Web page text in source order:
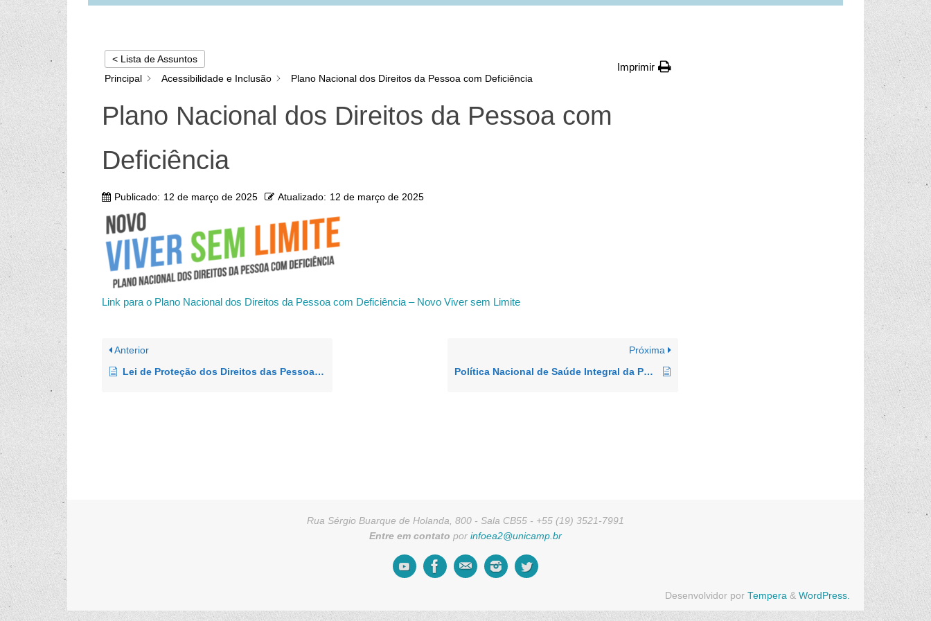
< Lista de Assuntos
Principal
Acessibilidade e Inclusão Plano Nacional dos Direitos da Pessoa com Deficiência
Imprimir
Plano Nacional dos Direitos da Pessoa com
Deficiência
Publicado: 12 de março de 2025 Atualizado: 12 de março de 2025
Link para o Plano Nacional dos Direitos da Pessoa com Deficiência – Novo Viver sem Limite
Anterior
Lei de Proteção dos Direitos das Pessoas no Transtorno do Espectro Autista
Próxima
Política Nacional de Saúde Integral da Pessoa com Deficiência
Rua Sérgio Buarque de Holanda, 800 - Sala CB55 - +55 (19) 3521-7991
Entre em contato por infoea2@unicamp.br
Desenvolvidor por Tempera & WordPress.